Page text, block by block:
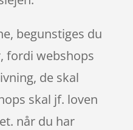
begunstiges du
fordi webshops
de skal
skal jf. loven
når du har